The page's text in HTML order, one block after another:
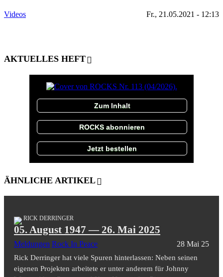
Videos Fr., 21.05.2021 - 12:13
AKTUELLES HEFT
Zum Inhalt
ROCKS abonnieren
Jetzt bestellen
ÄHNLICHE ARTIKEL
RICK DERRINGER
05. August 1947 — 26. Mai 2025
Meldungen Rock In Peace 28 Mai 25
Rick Derringer hat viele Spuren hinterlassen: Neben seinen
eigenen Projekten arbeitete er unter anderem für Johnny